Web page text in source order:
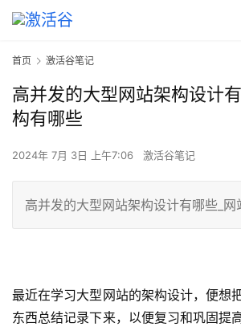
首页 激活谷笔记
高并发的大型网站架构设计
构有哪些
2024年 7月 3日 上午7:06 激活谷笔记
高并发的大型网站架构设计有哪些_
最近在学习大型网站的架构设计，便想
东西总结记录下来，以便复习和巩固提